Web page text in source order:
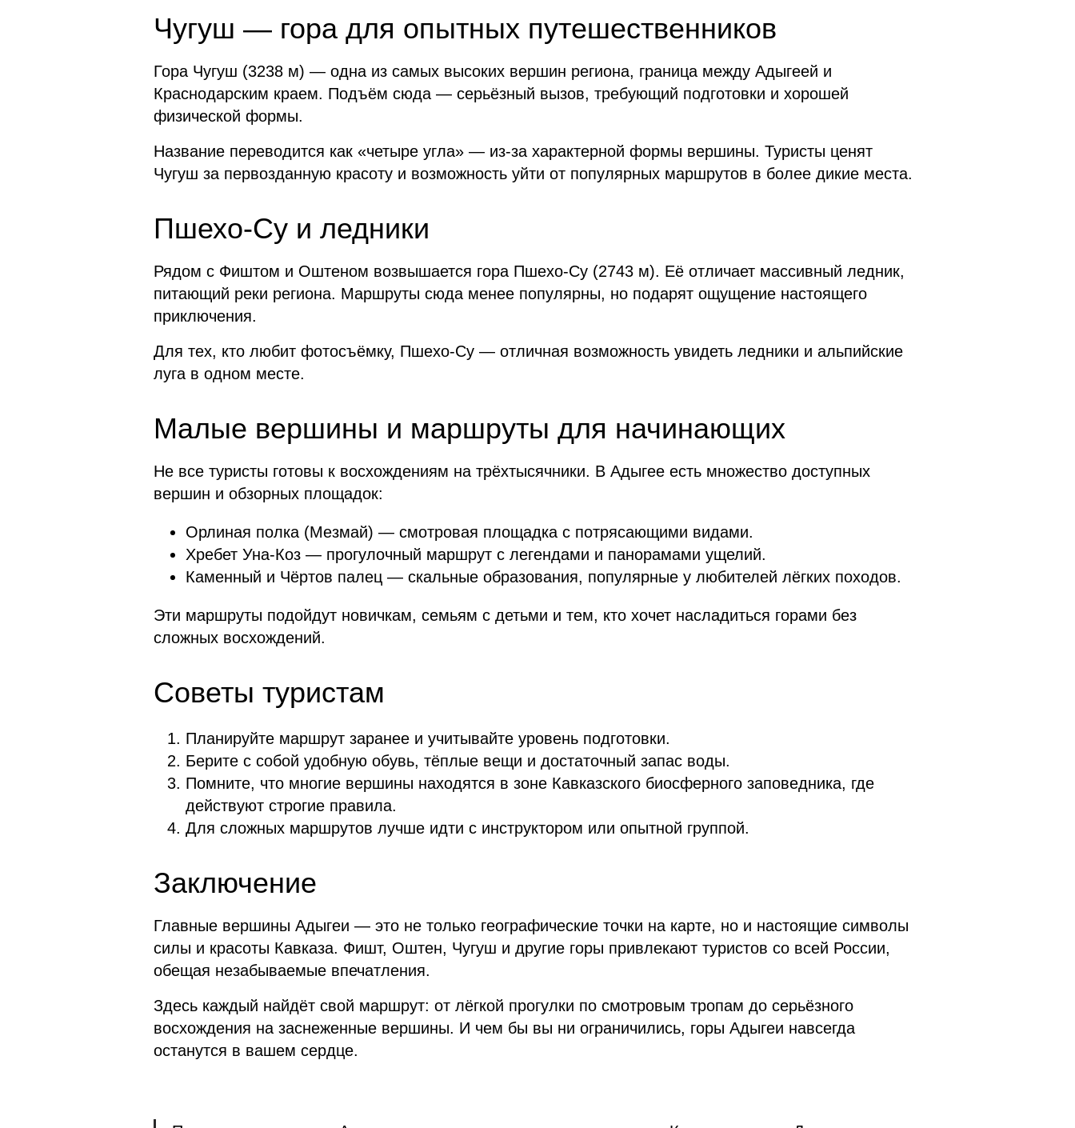
Чугуш — гора для опытных путешественников
Гора Чугуш (3238 м) — одна из самых высоких вершин региона, граница между Адыгеей и
Краснодарским краем. Подъём сюда — серьёзный вызов, требующий подготовки и хорошей
физической формы.
Название переводится как «четыре угла» — из-за характерной формы вершины. Туристы ценят
Чугуш за первозданную красоту и возможность уйти от популярных маршрутов в более дикие места.
Пшехо-Су и ледники
Рядом с Фиштом и Оштеном возвышается гора Пшехо-Су (2743 м). Её отличает массивный ледник,
питающий реки региона. Маршруты сюда менее популярны, но подарят ощущение настоящего
приключения.
Для тех, кто любит фотосъёмку, Пшехо-Су — отличная возможность увидеть ледники и альпийские
луга в одном месте.
Малые вершины и маршруты для начинающих
Не все туристы готовы к восхождениям на трёхтысячники. В Адыгее есть множество доступных
вершин и обзорных площадок:
Орлиная полка (Мезмай) — смотровая площадка с потрясающими видами.
Хребет Уна-Коз — прогулочный маршрут с легендами и панорамами ущелий.
Каменный и Чёртов палец — скальные образования, популярные у любителей лёгких походов.
Эти маршруты подойдут новичкам, семьям с детьми и тем, кто хочет насладиться горами без
сложных восхождений.
Советы туристам
Планируйте маршрут заранее и учитывайте уровень подготовки.
Берите с собой удобную обувь, тёплые вещи и достаточный запас воды.
Помните, что многие вершины находятся в зоне Кавказского биосферного заповедника, где
действуют строгие правила.
Для сложных маршрутов лучше идти с инструктором или опытной группой.
Заключение
Главные вершины Адыгеи — это не только географические точки на карте, но и настоящие символы
силы и красоты Кавказа. Фишт, Оштен, Чугуш и другие горы привлекают туристов со всей России,
обещая незабываемые впечатления.
Здесь каждый найдёт свой маршрут: от лёгкой прогулки по смотровым тропам до серьёзного
восхождения на заснеженные вершины. И чем бы вы ни ограничились, горы Адыгеи навсегда
останутся в вашем сердце.